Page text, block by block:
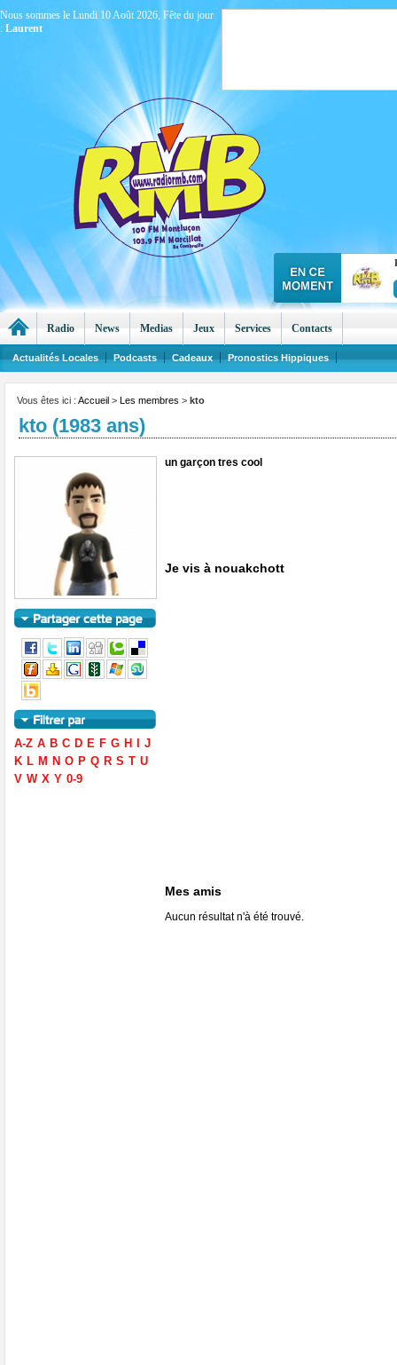
Vous êtes ici : Accueil > Les membres > kto
kto (1983 ans)
un garçon tres cool
Je vis à nouakchott
Mes amis
Aucun résultat n'à été trouvé.
A-Z A B C D E F G H
J
K L M N O P Q R S T U
V W X Y 0-9
Radio News Medias Jeux Services Contacts
Actualités Locales Podcasts Cadeaux Pronostics Hippiques
Nous sommes le Lundi 10 Août 2026, Fête du jour
: Laurent